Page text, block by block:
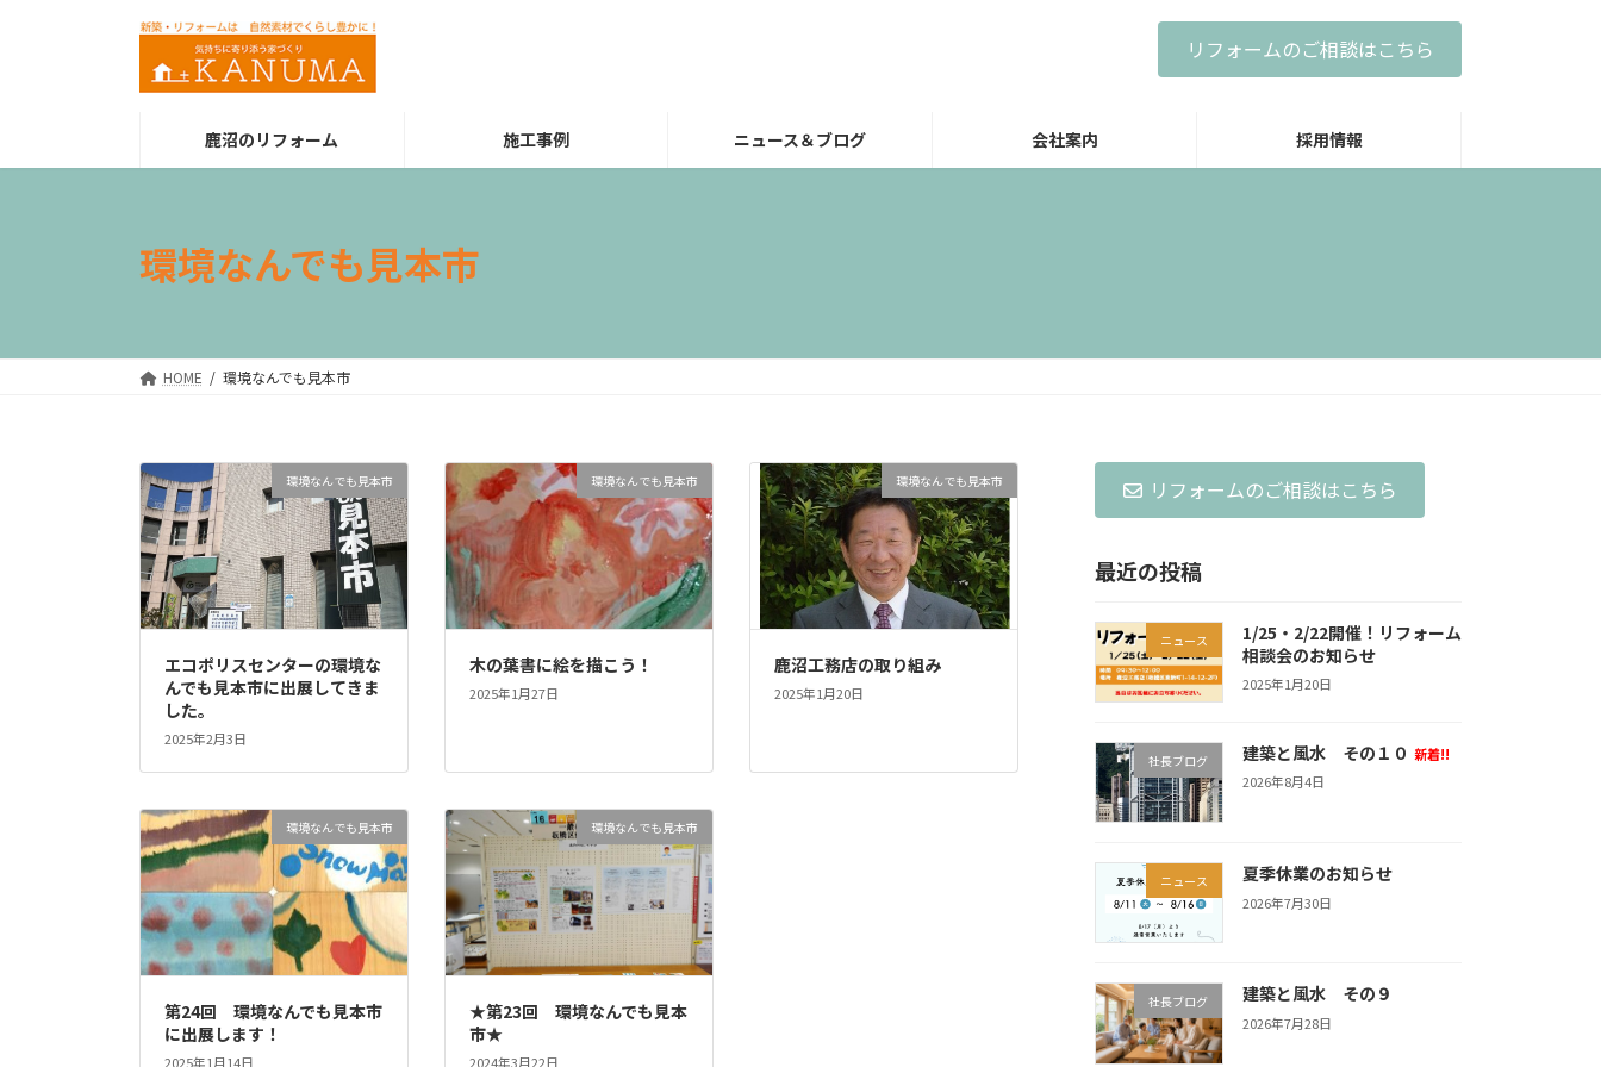
リフォームのご相談はこちら
鹿沼のリフォーム 施工事例 ニュース＆ブログ 会社案内 採用情報
環境なんでも見本市
HOME 環境なんでも見本市
環境なんでも見本市
エコポリスセンターの環境な
んでも見本市に出展してきま
した。
2025年2月3日
環境なんでも見本市
木の葉書に絵を描こう！
2025年1月27日
環境なんでも見本市
鹿沼工務店の取り組み
2025年1月20日
環境なんでも見本市
第24回 環境なんでも見本市
に出展します！
2025年1月14日
環境なんでも見本市
★第23回 環境なんでも見本
市★
2024年3月22日
リフォームのご相談はこちら
最近の投稿
ニュース
1/25・2/22開催！リフォーム
相談会のお知らせ
2025年1月20日
社長ブログ 建築と風水 その１０ 新着!!
2026年8月4日
ニュース 夏季休業のお知らせ
2026年7月30日
社長ブログ 建築と風水 その９
2026年7月28日